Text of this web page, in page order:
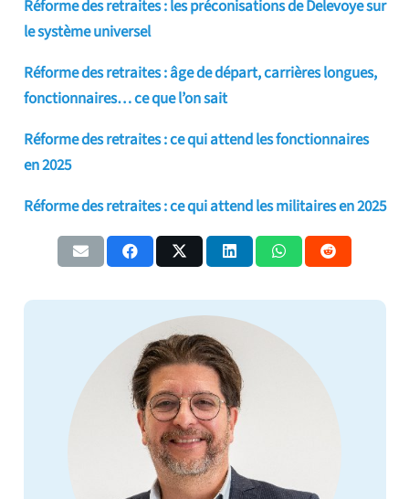
Réforme des retraites : les préconisations de Delevoye sur
le système universel
Réforme des retraites : âge de départ, carrières longues,
fonctionnaires… ce que l’on sait
Réforme des retraites : ce qui attend les fonctionnaires
en 2025
Réforme des retraites : ce qui attend les militaires en 2025